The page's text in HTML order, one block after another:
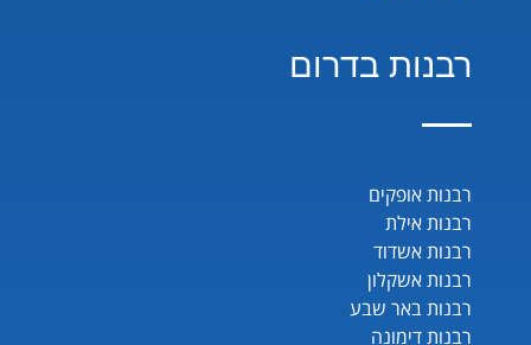
רבנות בדרום
רבנות אופקים
רבנות אילת
רבנות אשדוד
רבנות אשקלון
רבנות באר שבע
רבנות דימונה